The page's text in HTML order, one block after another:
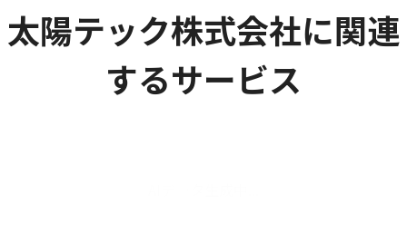
太陽テック株式会社に関連
するサービス